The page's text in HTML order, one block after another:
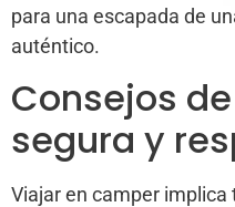
para una escapada de
auténtico.
Consejos
segura y
Viajar en camper